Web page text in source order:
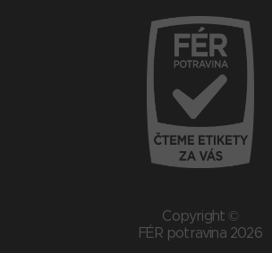
Copyright ©
FÉR potravina 2026